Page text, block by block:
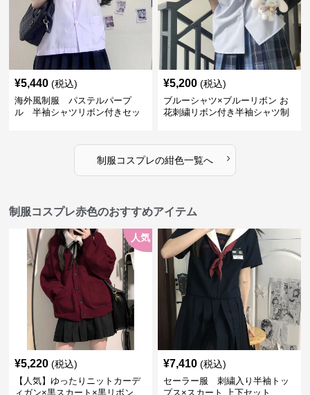
¥5,440 (税込)
海外風制服 パステルパープ
ル 半袖シャツリボン付きセッ
¥5,200 (税込)
ブルーシャツ×ブルーリボン お
花刺繍リボン付き半袖シャツ制
制服コスプレの紺色一覧へ ›
制服コスプレ赤色のおすすめアイテム
人気
¥5,220 (税込)
【人気】ゆったりニットカーデ
ィガン×黒スカート×黒リボン
¥7,410 (税込)
セーラー服 刺繍入り半袖トッ
プス×スカート 上下セット